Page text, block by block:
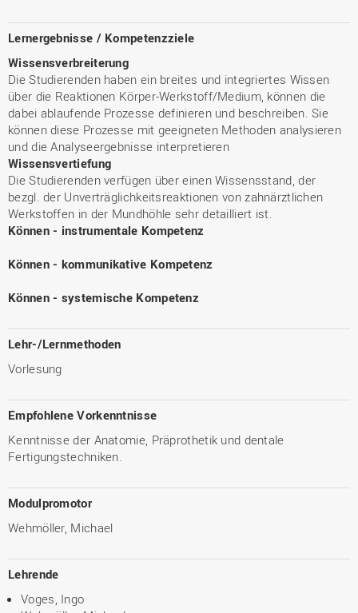
Lernergebnisse / Kompetenzziele
Wissensverbreiterung
Die Studierenden haben ein breites und integriertes Wissen
über die Reaktionen Körper-Werkstoff/Medium, können die
dabei ablaufende Prozesse definieren und beschreiben. Sie
können diese Prozesse mit geeigneten Methoden analysieren
und die Analyseergebnisse interpretieren
Wissensvertiefung
Die Studierenden verfügen über einen Wissensstand, der
bezgl. der Unverträglichkeitsreaktionen von zahnärztlichen
Werkstoffen in der Mundhöhle sehr detailliert ist.
Können - instrumentale Kompetenz
Können - kommunikative Kompetenz
Können - systemische Kompetenz
Lehr-/Lernmethoden
Vorlesung
Empfohlene Vorkenntnisse
Kenntnisse der Anatomie, Präprothetik und dentale
Fertigungstechniken.
Modulpromotor
Wehmöller, Michael
Lehrende
Voges, Ingo